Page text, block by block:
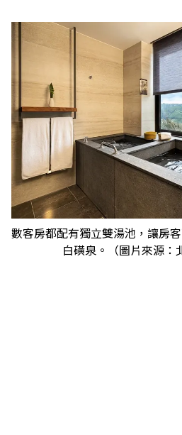
數客房都配有獨立雙湯池，讓房
白磺泉。（圖片來源：